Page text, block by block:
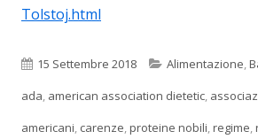
Tolstoj.html
Pubblicato
15 Settembre 2018 Categorie
Alimentazione,
ada, american association dietetic,
americani, carenze,proteine nobili,regime,